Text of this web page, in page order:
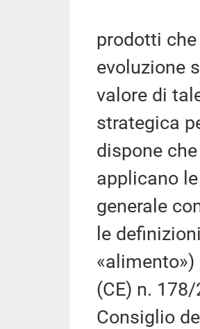
prodotti
evoluzione
valore di
strategica
dispone
applicano
generale
le
(CE) n.
Consiglio